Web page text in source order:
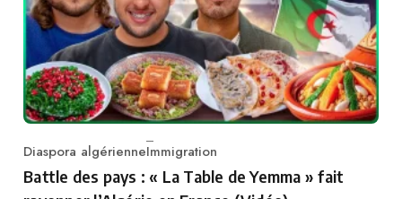
Category
Diaspora algérienneImmigration
Battle des pays : « La Table de Yemma » fait